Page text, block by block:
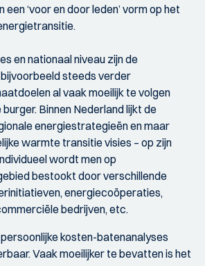
‘voor en door leden’ vorm op het
en nationaal niveau zijn de
steeds verder
al vaak moeilijk te volgen
Binnen Nederland lijkt de
energiestrategieën en maar
warmte transitie visies – op zijn
wordt men op
bestookt door verschillende
energiecoöperaties,
bedrijven, etc.
kosten-batenanalyses
Vaak moeilijker te bevatten is het